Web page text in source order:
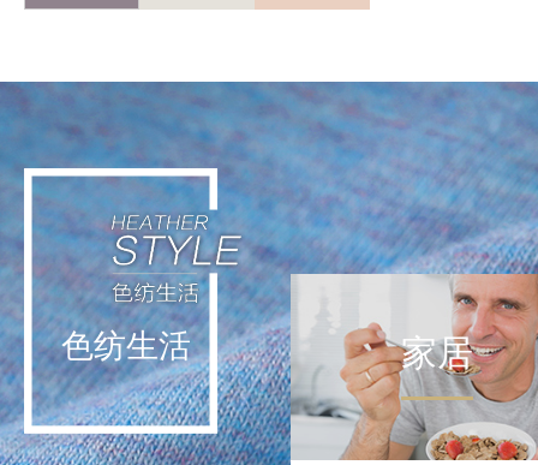
轻运动不挑战极限，而是通
过日常低强度活动实现能量
补给。这种理念让运动回归
生活本身，在细微处滋养身
心。
色纺生活 家居